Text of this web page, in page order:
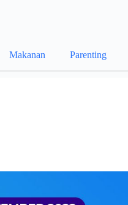
Makanan Parenting